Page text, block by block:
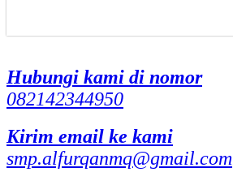
Hubungi kami di nomor
082142344950
Kirim email ke kami
smp.alfurqanmq@gmail.com